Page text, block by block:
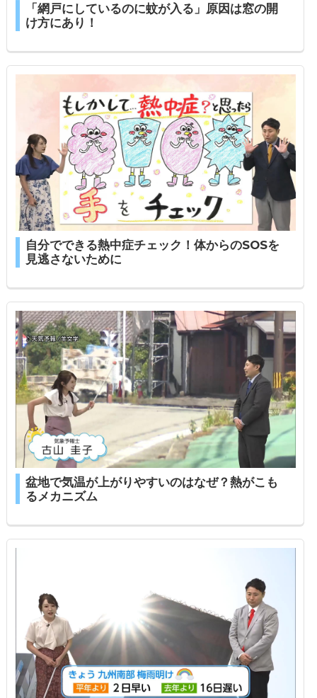
「網戸にしているのに蚊が入る」原因は窓の開
け方にあり！
自分でできる熱中症チェック！体からのSOSを
見逃さないために
盆地で気温が上がりやすいのはなぜ？熱がこも
るメカニズム